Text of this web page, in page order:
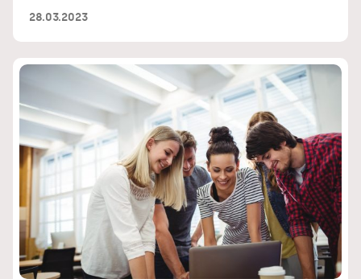
28.03.2023